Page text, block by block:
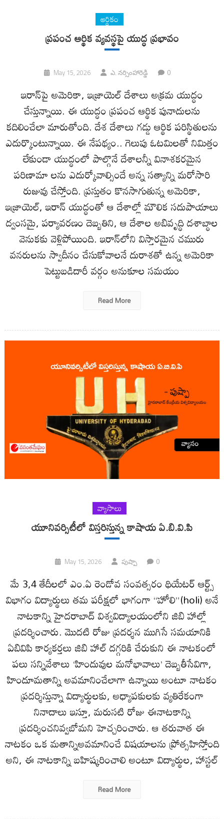
ఆర్ధికం
ప్రపంచ ఆర్థిక వ్యవస్థపై యుద్ధ ప్రభావం
May 15, 2026 ఎ. నర్సింహారెడ్డి 0
ఇరాన్‌పై అమెరికా, ఇజ్రాయెల్ దేశాలు అక్రమ యుద్ధం
చేస్తున్నాయి. ఈ యుద్ధం ప్రపంచ ఆర్థిక పునాదులను
కదిలించేలా మారుతోంది. దేశ దేశాలు గ‌డ్డు ఆర్థిక ప‌రిస్థితుల‌ను
ఎదుర్కొంటున్నాయి. ఈ నేప‌థ్యం.. గెలుపు ఓటమిలతో నిమిత్తం
లేకుండా యుద్ధంలో పాల్గొనే దేశాలన్నీ వినాశకరమైన
పరిణామా లను ఎదుర్కోవాల్సిందే అన్న సత్యాన్ని మరోసారి
రుజువు చేస్తోంది. ప్రస్తుతం కొనసాగుతున్న అమెరికా,
ఇజ్రాయెల్, ఇరాన్ యుద్ధంతో ఆ దేశాల్లో మౌలిక సదుపాయాలు
ద్వంసమై, పర్యావరణం దెబ్బతిని, ఆ దేశాల అబివృద్ధి దశాబ్ధాల
వెనుక‌కు వెళ్లిపోయింది. ఇరాన్‌లోని విస్తారమైన చమురు
వనరులను స్వాదీనం చేసుకోవాలనే దురాశతో ఉన్న అమెరికా
పెట్టుబడిదారీ వర్గం అనుకూల సమయం
Read More
వ్యాసాలు
యూనివర్సిటీలో విస్తరిస్తున్న కాషాయ ఏ.బి.వి.పి
May 15, 2026 పుష్పా 0
మే 3,4 తేదీలలో ఎం.ఏ రెండోవ సంవత్సరం థియేటర్ ఆర్ట్స్
విభాగం విద్యార్థులు తమ పరీక్షలో భాగంగా “హోలి”(holi) అనే
నాటకాన్ని హైదరాబాద్ విశ్వవిద్యాలయంలోని జి‌బి హాల్లో
ప్రదర్శించారు. మొదటి రోజు ప్రదర్శన ముగిసే సమయానికి
ఏ‌బి‌వి‌పి కార్యకర్తలు జి‌బి హాల్ దగ్గరికి చేరుకుని ఈ నాటకంలో
పలు సన్నివేశాలు ‘హిందువుల మనోభావాలు’ దెబ్బతీసేవిగా,
హిందూమతాన్ని అవమానించేలాగా ఉన్నాయి అంటూ నాటకం
ప్రదర్శిస్తున్నా విద్యార్థులకు, అధ్యాపకులకు వ్యతిరేకంగా
నినాదాలు ఇస్తూ, మరుసటి రోజు ఈనాటకాన్ని
ప్రదర్శించనివ్వబోమని హెచ్చరించారు. ఆ తరువాత ఈ
నాటకం ఒక మతాన్నిఅవమానించే విషయాలను ప్రోత్సహిస్తోంది
అని, ఈ నాటకాన్ని బహిష్కరించాలి అంటూ విద్యార్థుల, హాస్టల్
Read More